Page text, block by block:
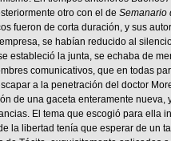
otro con el de Semanario
fueron de corta duración, y sus
se habían reducido al
estableció la junta, se echaba de
comunicativos, que en todas
a la penetración del doctor
de una gaceta enteramente nueva,
El tema que escogió para ella
la libertad tenía que esperar de un